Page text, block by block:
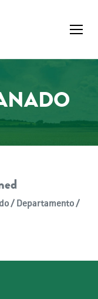
/ Departamento /